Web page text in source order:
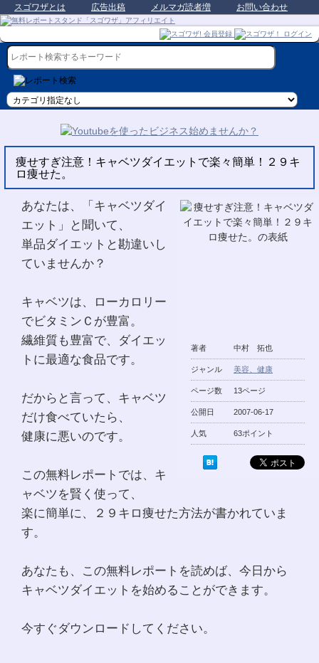
スゴワザとは 広告出稿 メルマガ読者増 お問い合わせ
痩せすぎ注意！キャベツダイエットで楽々簡単！２９キ
ロ痩せた。
著者 中村 拓也
ジャンル 美容、健康
ページ数 13ページ
公開日 2007-06-17
人気 63ポイント
あなたは、「キャベツダイ
エット」と聞いて、
単品ダイエットと勘違いし
ていませんか？
キャベツは、ローカロリー
でビタミンＣが豊富。
繊維質も豊富で、ダイエッ
トに最適な食品です。
だからと言って、キャベツ
だけ食べていたら、
健康に悪いのです。
この無料レポートでは、キ
ャベツを賢く使って、
楽に簡単に、２９キロ痩せた方法が書かれていま
す。
あなたも、この無料レポートを読めば、今日から
キャベツダイエットを始めることができます。
今すぐダウンロードしてください。